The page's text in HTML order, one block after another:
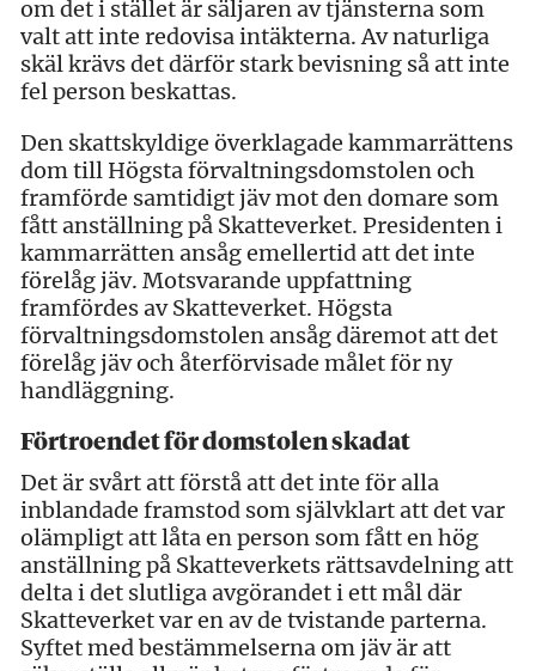
om det i stället är säljaren av tjänsterna som
valt att inte redovisa intäkterna. Av naturliga
skäl krävs det därför stark bevisning så att inte
fel person beskattas.
Den skattskyldige överklagade kammarrättens
dom till Högsta förvaltningsdomstolen och
framförde samtidigt jäv mot den domare som
fått anställning på Skatteverket. Presidenten i
kammarrätten ansåg emellertid att det inte
förelåg jäv. Motsvarande uppfattning
framfördes av Skatteverket. Högsta
förvaltningsdomstolen ansåg däremot att det
förelåg jäv och återförvisade målet för ny
handläggning.
Förtroendet för domstolen skadat
Det är svårt att förstå att det inte för alla
inblandade framstod som självklart att det var
olämpligt att låta en person som fått en hög
anställning på Skatteverkets rättsavdelning att
delta i det slutliga avgörandet i ett mål där
Skatteverket var en av de tvistande parterna.
Syftet med bestämmelserna om jäv är att